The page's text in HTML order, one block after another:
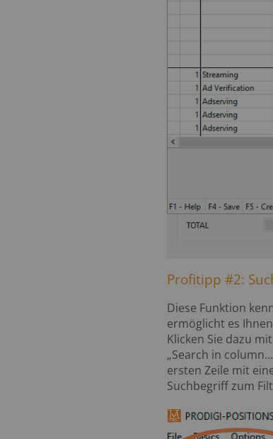
Profitipp #2:
Diese Funktion
ermöglicht es
Klicken Sie dazu
„Search in
ersten Zeile mit
Suchbegriff zum